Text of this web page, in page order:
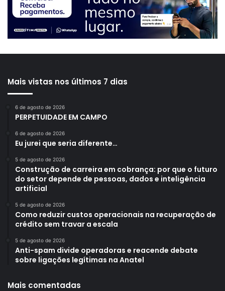
Mais vistas nos últimos 7 dias
6 de agosto de 2026
PERPETUIDADE EM CAMPO
6 de agosto de 2026
Eu jurei que seria diferente…
5 de agosto de 2026
Construção de carreira em cobrança: por que o futuro
do setor depende de pessoas, dados e inteligência
artificial
5 de agosto de 2026
Como reduzir custos operacionais na recuperação de
crédito sem travar a escala
5 de agosto de 2026
Anti-spam divide operadoras e reacende debate
sobre ligações legítimas na Anatel
Mais comentadas